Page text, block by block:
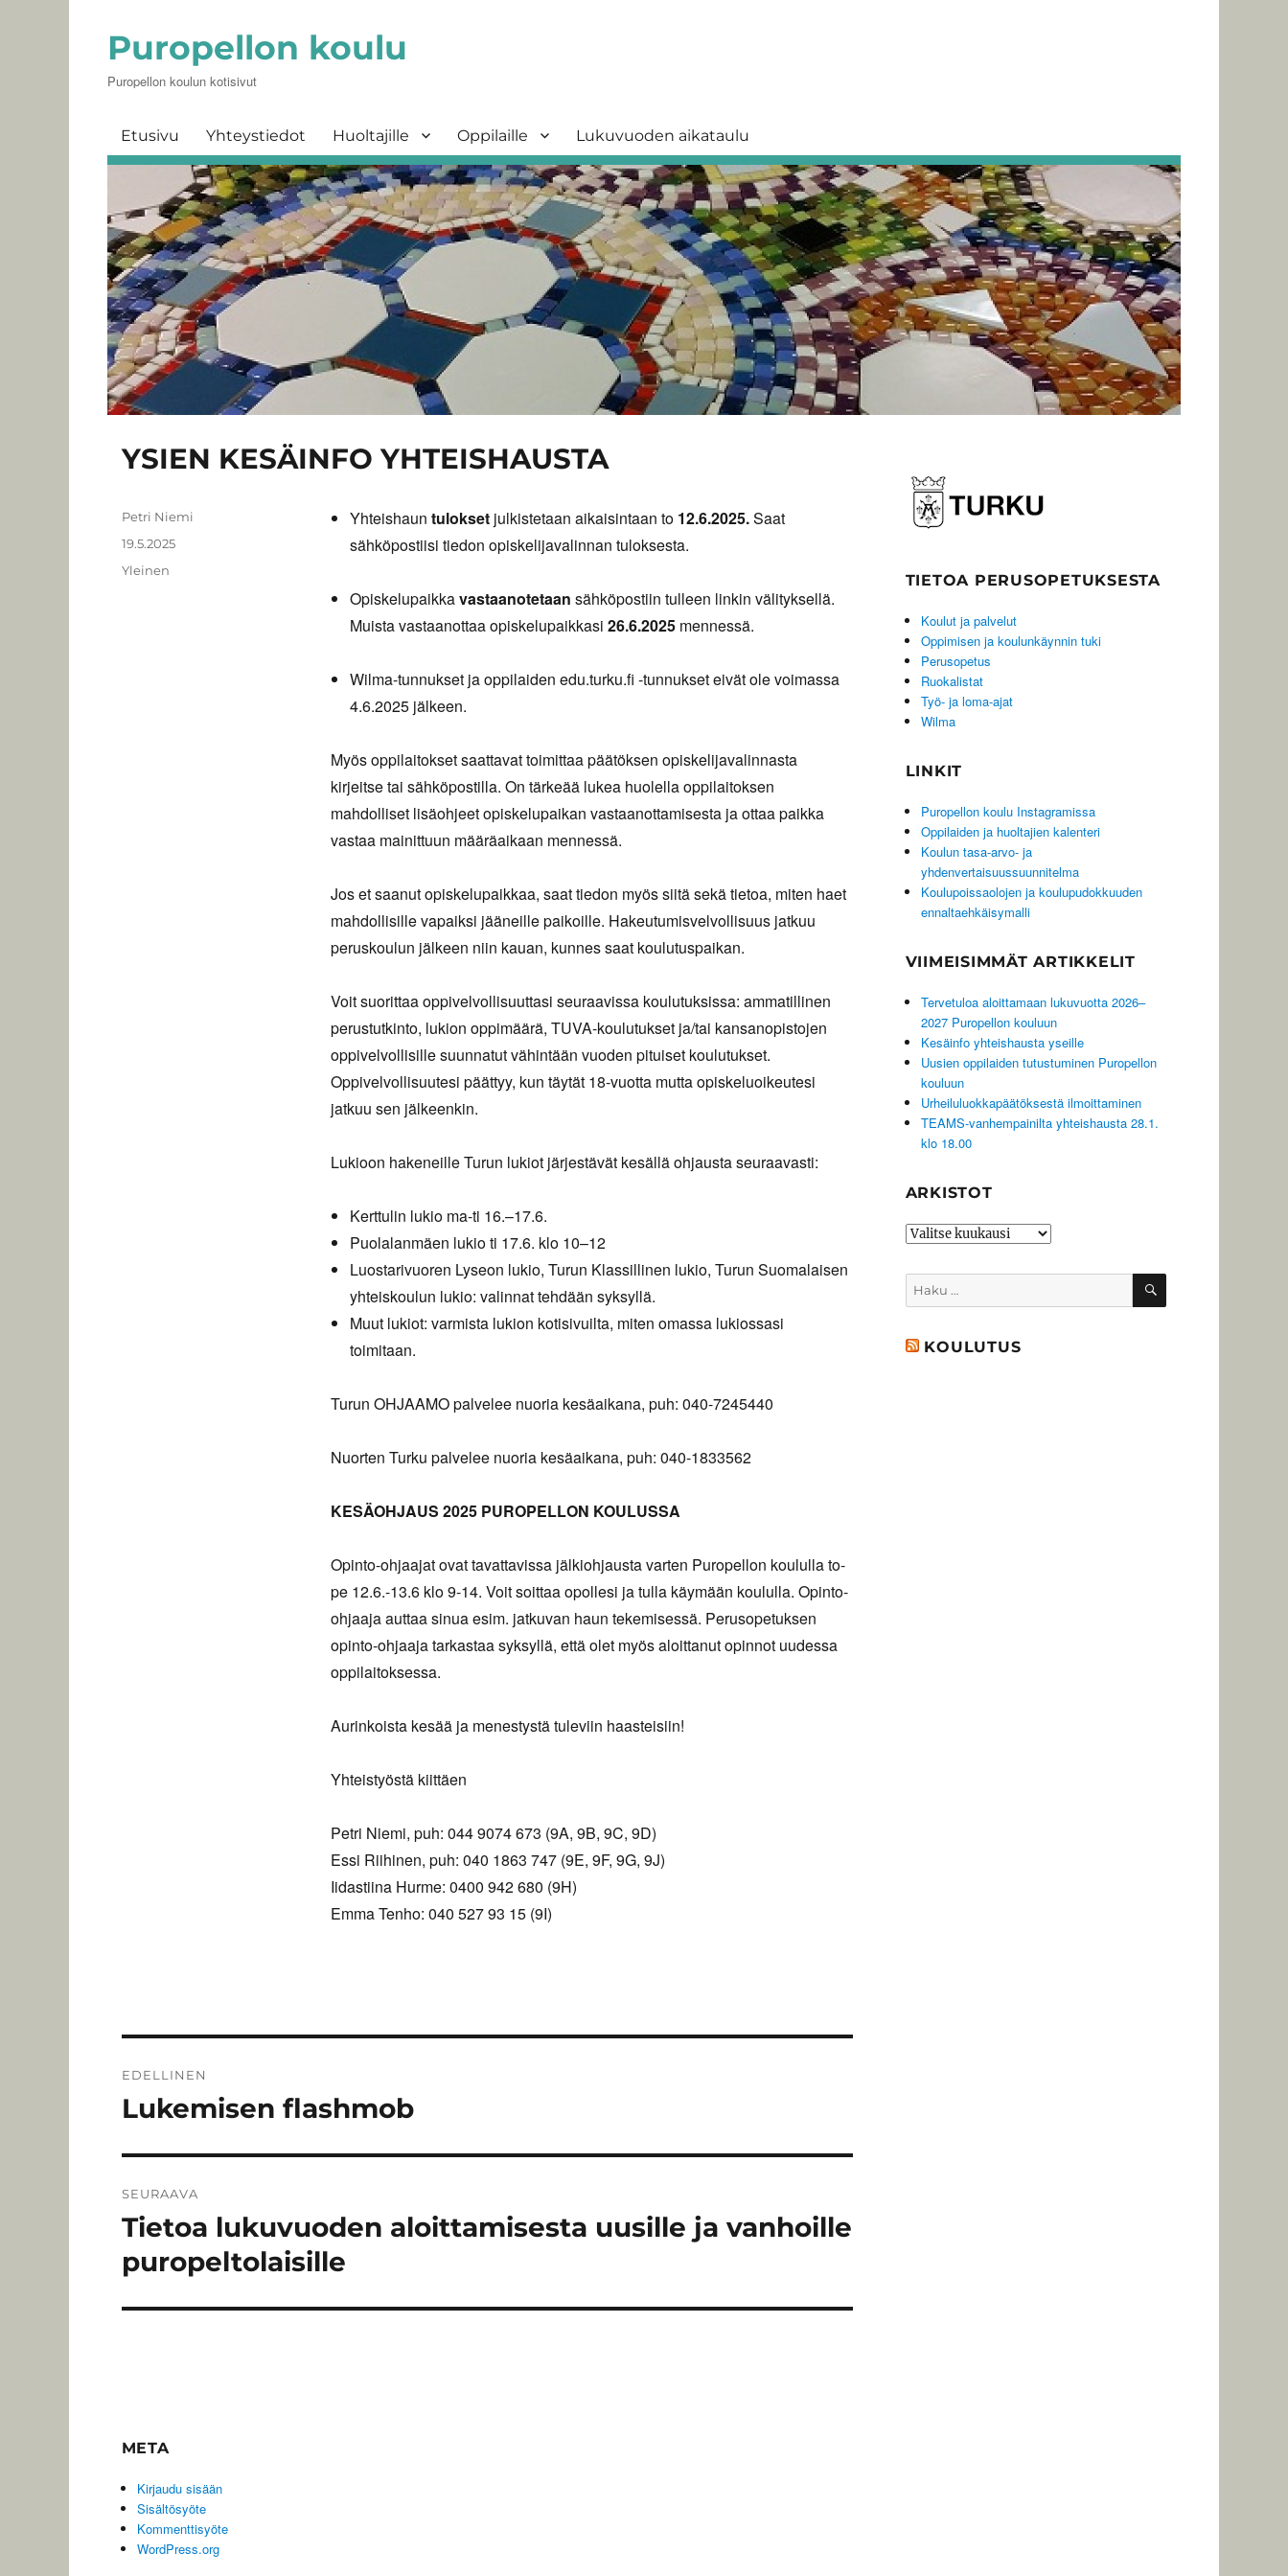
Puropellon koulu
Puropellon koulun kotisivut
Etusivu Yhteystiedot Huoltajille Oppilaille Lukuvuoden aikataulu
YSIEN KESÄINFO YHTEISHAUSTA
Yhteishaun tulokset julkistetaan aikaisintaan to 12.6.2025.Saat
sähköpostiisi tiedon opiskelijavalinnan tuloksesta.
Opiskelupaikkavastaanotetaan sähköpostiin tulleen linkin välityksellä.
Muista vastaanottaa opiskelupaikkasi 26.6.2025mennessä.
Wilma-tunnukset ja oppilaiden edu.turku.fi -tunnukset eivät ole voimassa
4.6.2025 jälkeen.
Myös oppilaitokset saattavat toimittaa päätöksen opiskelijavalinnasta
kirjeitse tai sähköpostilla. On tärkeää lukea huolella oppilaitoksen
mahdolliset lisäohjeet opiskelupaikan vastaanottamisesta ja ottaa paikka
vastaa mainittuun määräaikaan mennessä.
Jos et saanut opiskelupaikkaa, saat tiedon myös siitä sekä tietoa, miten haet
mahdollisille vapaiksi jääneille paikoille. Hakeutumisvelvollisuus jatkuu
peruskoulun jälkeen niin kauan, kunnes saat koulutuspaikan.
Voit suorittaa oppivelvollisuuttasi seuraavissa koulutuksissa: ammatillinen
perustutkinto, lukion oppimäärä, TUVA-koulutukset ja/tai kansanopistojen
oppivelvollisille suunnatut vähintään vuoden pituiset koulutukset.
Oppivelvollisuutesi päättyy, kun täytät 18-vuotta mutta opiskeluoikeutesi
jatkuu sen jälkeenkin.
Lukioon hakeneille Turun lukiot järjestävät kesällä ohjausta seuraavasti:
Kerttulin lukio ma-ti 16.–17.6.
Puolalanmäen lukio ti 17.6. klo 10–12
Luostarivuoren Lyseon lukio, Turun Klassillinen lukio, Turun Suomalaisen
yhteiskoulun lukio: valinnat tehdään syksyllä.
Muut lukiot: varmista lukion kotisivuilta, miten omassa lukiossasi
toimitaan.
Turun OHJAAMO palvelee nuoria kesäaikana, puh: 040-7245440
Nuorten Turku palvelee nuoria kesäaikana, puh: 040-1833562
KESÄOHJAUS 2025 PUROPELLON KOULUSSA
Opinto-ohjaajat ovat tavattavissa jälkiohjausta varten Puropellon koululla to-
pe 12.6.-13.6 klo 9-14. Voit soittaa opollesi ja tulla käymään koululla. Opinto-
ohjaaja auttaa sinua esim. jatkuvan haun tekemisessä. Perusopetuksen
opinto-ohjaaja tarkastaa syksyllä, että olet myös aloittanut opinnot uudessa
oppilaitoksessa.
Aurinkoista kesää ja menestystä tuleviin haasteisiin!
Yhteistyöstä kiittäen
Petri Niemi, puh: 044 9074 673 (9A, 9B, 9C, 9D)
Essi Riihinen, puh: 040 1863 747 (9E, 9F, 9G, 9J)
Iidastiina Hurme: 0400 942 680 (9H)
Emma Tenho: 040 527 93 15 (9I)
Kirjoittaja
Petri Niemi
Julkaistu
19.5.2025
Kategoriat
Yleinen
selaus
EDELLINEN
Edellinen
Lukemisen flashmob
SEURAAVA
Seuraava
Tietoa lukuvuoden aloittamisesta uusille ja vanhoille
puropeltolaisille
META
Kirjaudu sisään
Sisältösyöte
Kommenttisyöte
WordPress.org
TIETOA PERUSOPETUKSESTA
Koulut ja palvelut
Oppimisen ja koulunkäynnin tuki
Perusopetus
Ruokalistat
Työ- ja loma-ajat
Wilma
LINKIT
Puropellon koulu Instagramissa
Oppilaiden ja huoltajien kalenteri
Koulun tasa-arvo- ja
yhdenvertaisuussuunnitelma
Koulupoissaolojen ja koulupudokkuuden
ennaltaehkäisymalli
VIIMEISIMMÄT ARTIKKELIT
Tervetuloa aloittamaan lukuvuotta 2026–
2027 Puropellon kouluun
Kesäinfo yhteishausta yseille
Uusien oppilaiden tutustuminen Puropellon
kouluun
Urheiluluokkapäätöksestä ilmoittaminen
TEAMS-vanhempainilta yhteishausta 28.1.
klo 18.00
ARKISTOT
Arkistot
Etsi: HAKU
KOULUTUS